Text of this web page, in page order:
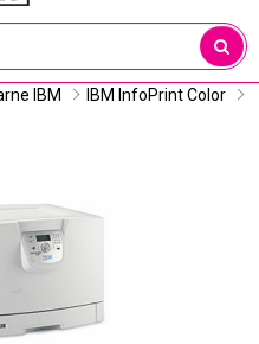
IBM
IBM InfoPrint Color